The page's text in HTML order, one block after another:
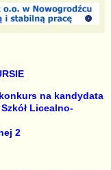
na kandydata
Licealno-
2